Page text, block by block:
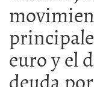
euro y el
deuda